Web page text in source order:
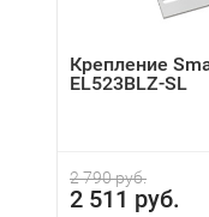
Крепление
EL523BLZ-SL
2 790 руб.
2 511 руб.